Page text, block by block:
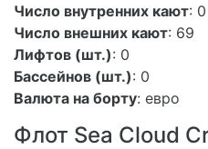
Число внутренних кают: 0
Число внешних кают: 69
Лифтов (шт.): 0
Бассейнов (шт.): 0
Валюта на борту: евро
Флот Sea Cloud